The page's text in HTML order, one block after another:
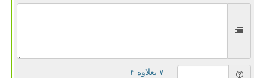
= ۷ بعلاوه ۴